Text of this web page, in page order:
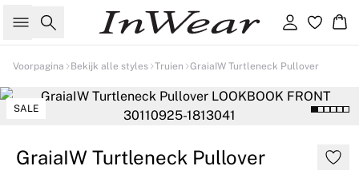
Zoeken Inloggen
Voorpagina Bekijk alle styles Truien GraiaIW Turtleneck Pullover
SALE
GraiaIW Turtleneck Pullover